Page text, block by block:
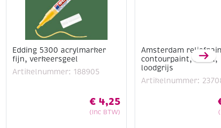
Edding 5300 acrylmarker
fijn, verkeersgeel
Artikelnummer: 188905
€ 4,25
(Inc BTW)
Amsterdam
contourpaint, 20 ml,
loodgrijs
Artikelnummer: